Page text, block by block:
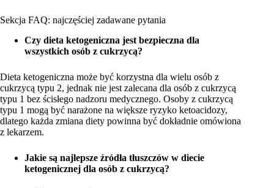
Sekcja FAQ: najczęściej zadawane pytania
Czy dieta ketogeniczna jest bezpieczna dla
wszystkich osób z cukrzycą?
Dieta ketogeniczna może być korzystna dla wielu osób z
cukrzycą typu 2, jednak nie jest zalecana dla osób z cukrzycą
typu 1 bez ścisłego nadzoru medycznego. Osoby z cukrzycą
typu 1 mogą być narażone na większe ryzyko ketoacidozy,
dlatego każda zmiana diety powinna być dokładnie omówiona
z lekarzem.
Jakie są najlepsze źródła tłuszczów w diecie
ketogenicznej dla osób z cukrzycą?